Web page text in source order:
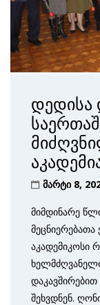
დედისა
მარტი 8,
მიმდინარე
აკადემიკოსი
შეხვდნენ.